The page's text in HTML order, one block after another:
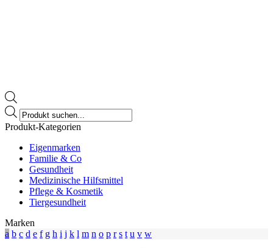
Products
search
Produkt-Kategorien
Eigenmarken
Familie & Co
Gesundheit
Medizinische Hilfsmittel
Pflege & Kosmetik
Tiergesundheit
Marken
a b c d e f g h i j k l m n o p r s t u v w